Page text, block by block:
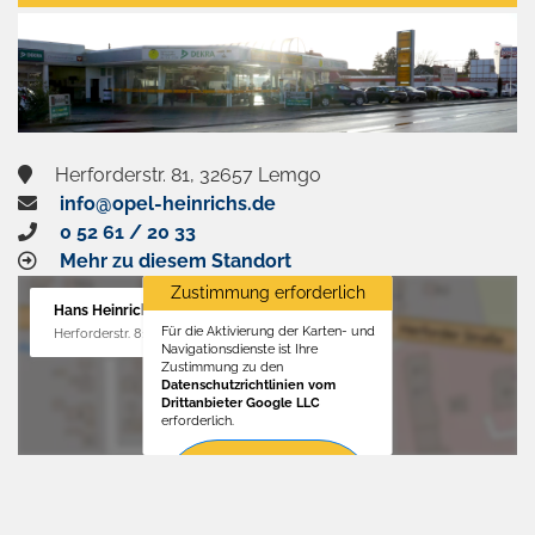
aktivieren
Herforderstr. 81, 32657 Lemgo
info@opel-heinrichs.de
0 52 61 / 20 33
Mehr zu diesem Standort
Hans Heinrichs GmbH
Herforderstr. 81, 32657 Lemgo
Zustimmung erforderlich
Für die Aktivierung der Karten- und
Navigationsdienste ist Ihre
Zustimmung zu den
Datenschutzrichtlinien vom
Drittanbieter Google LLC
erforderlich.